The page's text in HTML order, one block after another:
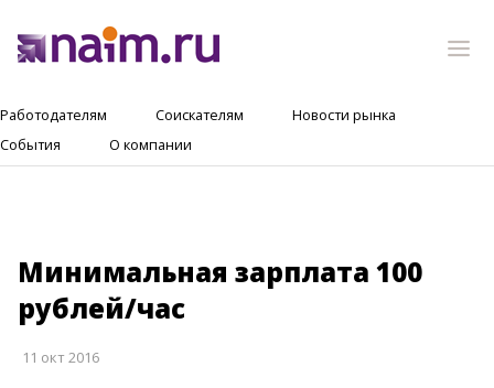
Работодателям Соискателям
Новости рынка
События
О компании
Минимальная зарплата 100
рублей/час
11 окт 2016